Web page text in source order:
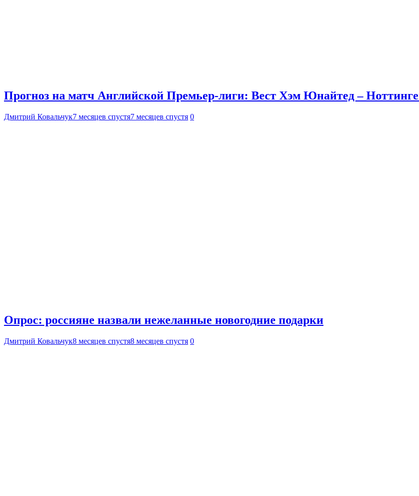
Прогноз на матч Английской Премьер-лиги: Вест Хэм Юнайтед –
Дмитрий Ковальчук7 месяцев спустя7 месяцев спустя 0
Опрос: россияне назвали нежеланные новогодние подарки
Дмитрий Ковальчук8 месяцев спустя8 месяцев спустя 0